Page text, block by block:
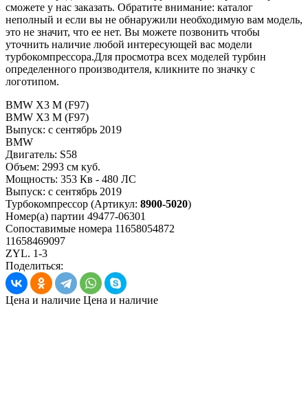
сможете у нас заказать. Обратите внимание: каталог
неполный и если вы не обнаружили необходимую вам модель,
это не значит, что ее нет. Вы можете позвонить чтобы
уточнить наличие любой интересующей вас модели
турбокомпрессора.Для просмотра всех моделей турбин
определенного производителя, кликните по значку с
логотипом.
BMW X3 M (F97)
BMW X3 M (F97)
Выпуск: с сентябрь 2019
BMW
Двигатель: S58
Объем: 2993 см куб.
Мощность: 353 Кв - 480 ЛС
Выпуск: с сентябрь 2019
Турбокомпрессор (Артикул: 8900-5020)
Номер(а) партии 49477-06301
Сопоставимые номера 11658054872
11658469097
ZYL. 1-3
Поделиться:
Цена и наличие Цена и наличие